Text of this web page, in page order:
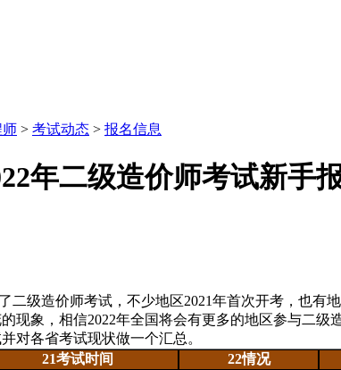
师 > 考试动态 > 报名信息
年二级造价师考试新手
级造价师考试，不少地区2021年首次开考，也有
现象，相信2022年全国将会有更多的地区参与二
对各省考试现状做一个汇总。
21考试时间 22情况